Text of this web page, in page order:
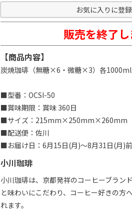
お気に入りに登
販売を終了し
【商品内容】
炭焼珈琲（無糖×6・微糖×3）各1000ml
■型番：OCSI-50
■賞味期限：賞味 360日
■サイズ：215mm×250mm×260mm
■配送便：佐川
■お届け日：6月15日(月)～8月31日(月)
小川珈琲
小川珈琲は、京都発祥のコーヒーブラン
と味わいにこだわり、コーヒー好きの方
れます。